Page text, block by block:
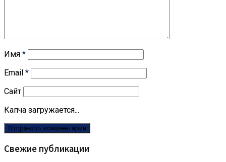
Имя *
Email *
Сайт
Капча загружается...
Свежие публикации